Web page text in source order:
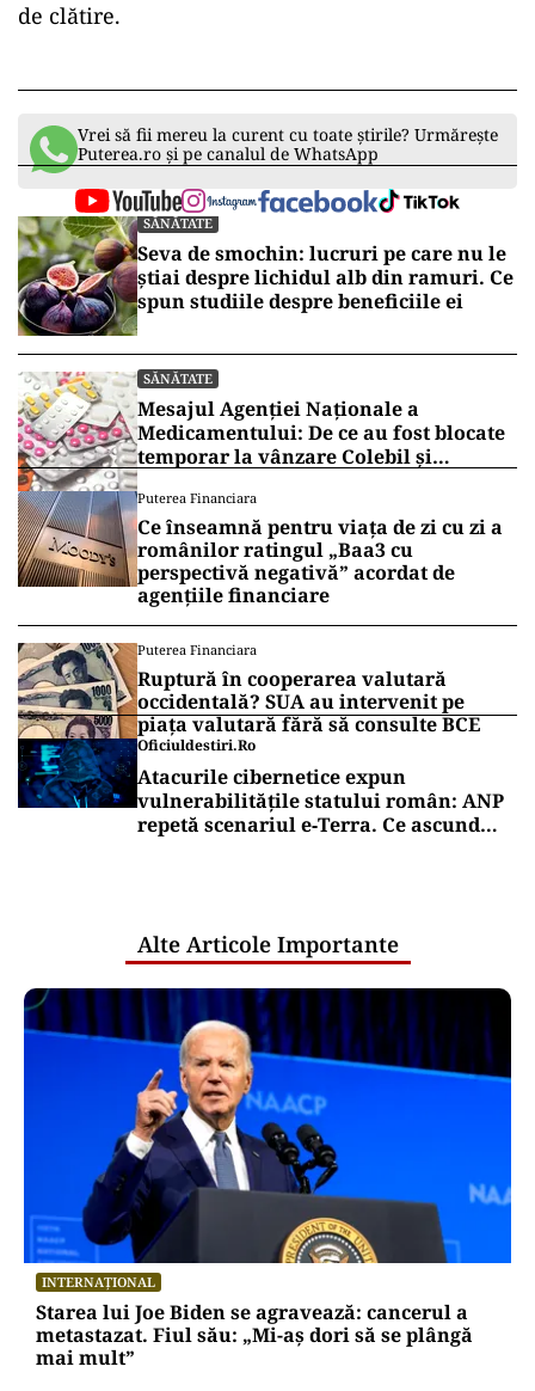
de clătire.
Vrei să fii mereu la curent cu toate știrile? Urmărește
Puterea.ro și pe canalul de WhatsApp
SĂNĂTATE
Seva de smochin: lucruri pe care nu le
știai despre lichidul alb din ramuri. Ce
spun studiile despre beneficiile ei
SĂNĂTATE
Mesajul Agenției Naționale a
Medicamentului: De ce au fost blocate
temporar la vânzare Colebil și
Puterea Financiara
Ce înseamnă pentru viața de zi cu zi a
românilor ratingul „Baa3 cu
perspectivă negativă” acordat de
agențiile financiare
Puterea Financiara
Ruptură în cooperarea valutară
occidentală? SUA au intervenit pe
piața valutară fără să consulte BCE
Oficiuldestiri.ro
Atacurile cibernetice expun
vulnerabilitățile statului român: ANP
repetă scenariul e‑Terra. Ce ascund
Alte Articole Importante
INTERNAȚIONAL
Starea lui Joe Biden se agravează: cancerul a
metastazat. Fiul său: „Mi-aș dori să se plângă
mai mult”